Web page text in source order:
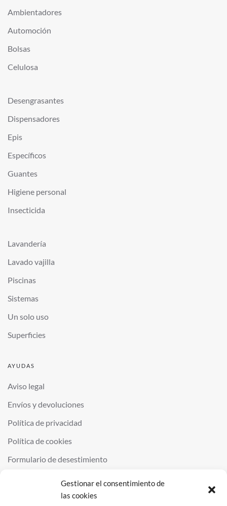
Gestionar el consentimiento de
las cookies
Ambientadores
Automoción
Bolsas
Celulosa
Desengrasantes
Dispensadores
Epis
Específicos
Guantes
Higiene personal
Insecticida
Lavandería
Lavado vajilla
Piscinas
Sistemas
Un solo uso
Superficies
AYUDAS
Aviso legal
Envíos y devoluciones
Política de privacidad
Política de cookies
Formulario de desestimiento
QUIMINOR SL. ALL RIGHTS RESERVED.